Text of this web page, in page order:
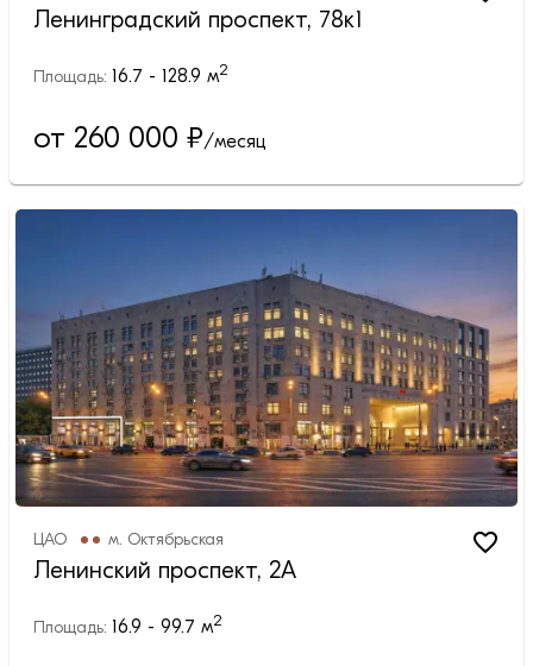
Ленинградский проспект, 78к1
Площадь: 16.7 - 128.9 м2
от 260 000 ₽/месяц
ЦАО м. Октябрьская
Ленинский проспект, 2А
Площадь: 16.9 - 99.7 м2